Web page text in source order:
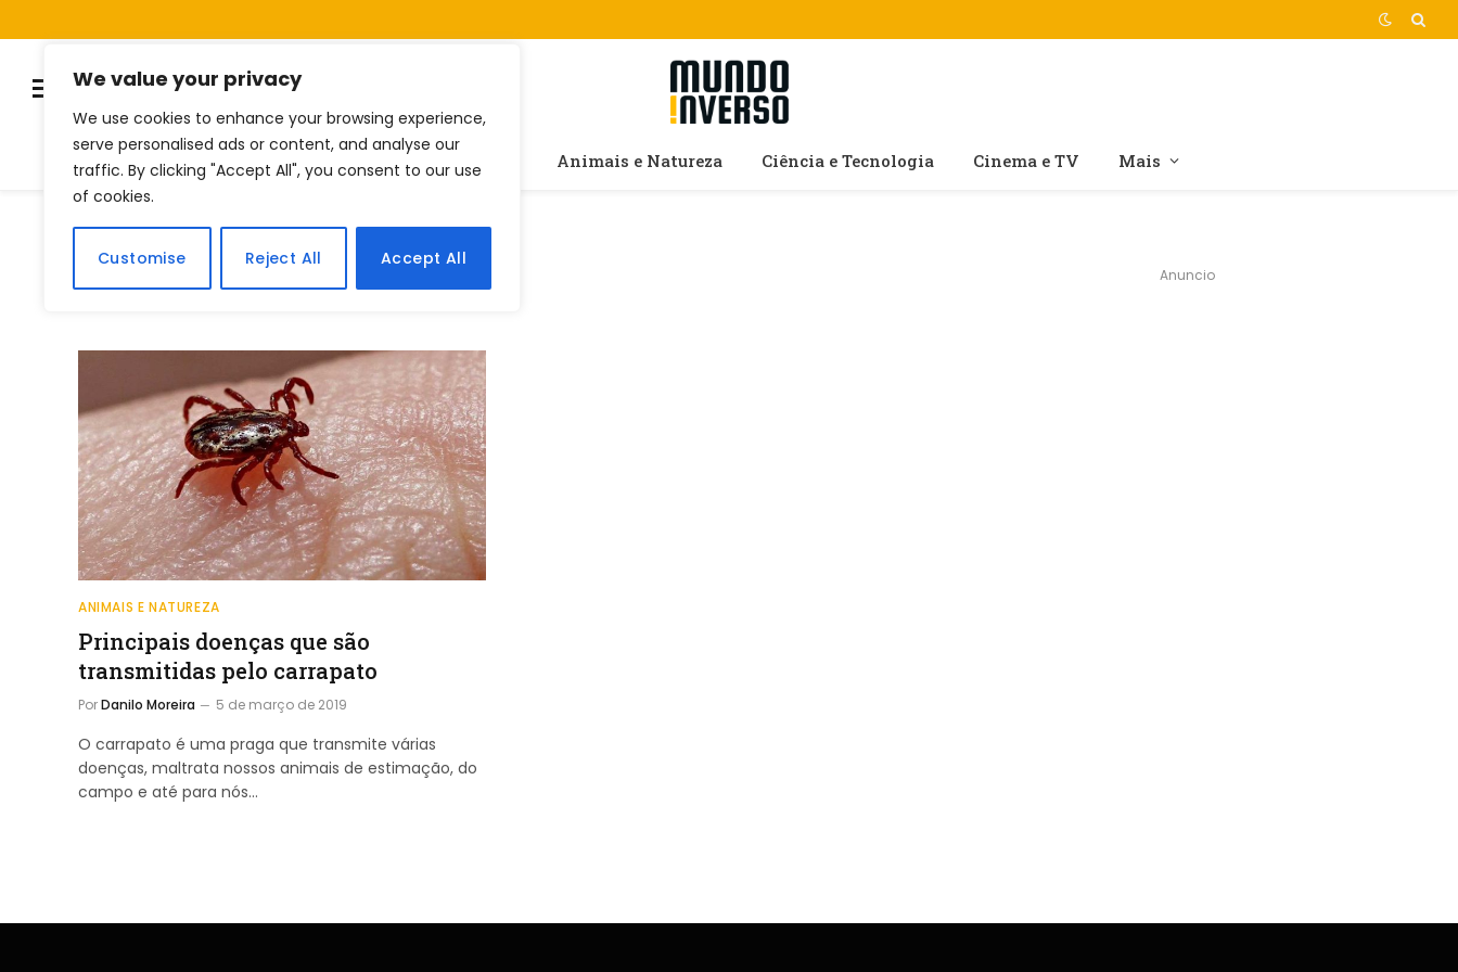
We value your privacy
We use cookies to enhance your browsing experience,
serve personalised ads or content, and analyse our
traffic. By clicking "Accept All", you consent to our use
of cookies.
Customise Reject All Accept All
Listas Quiz Animais e Natureza Ciência e Tecnologia Cinema e TV Mais
BROWSING:CARRAPATO
ANIMAIS E NATUREZA
Principais doenças que são
transmitidas pelo carrapato
PorDanilo Moreira 5 de março de 2019
O carrapato é uma praga que transmite várias
doenças, maltrata nossos animais de estimação, do
campo e até para nós…
Anuncio